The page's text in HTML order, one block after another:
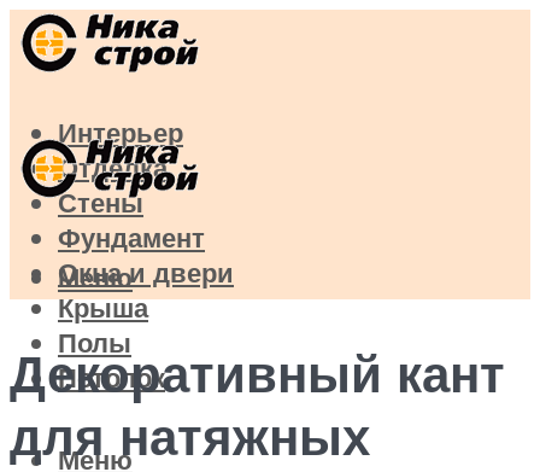
Интерьер
Отделка
Стены
Фундамент
Окна и двери
Крыша
Полы
Потолок
Меню
Меню
Декоративный кант
для натяжных